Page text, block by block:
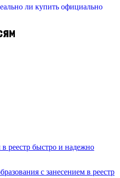
ли купить официально
реестр быстро и надежно
с занесением в реестр